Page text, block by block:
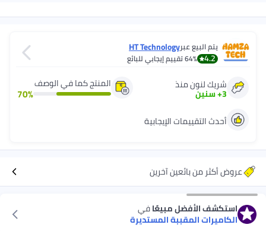
يتم البيع عبرHT Technology
4.2
64%تقييم إيجابي للبائع
المنتج كما في الوصف
%
شريك لنون منذ
+سنين
أحدث التقييمات الإيجابية
عروض أكثر من بائعين آخرين
استكشف الأفضل مبيعًافي
الكاميرات المقببة المستديرة